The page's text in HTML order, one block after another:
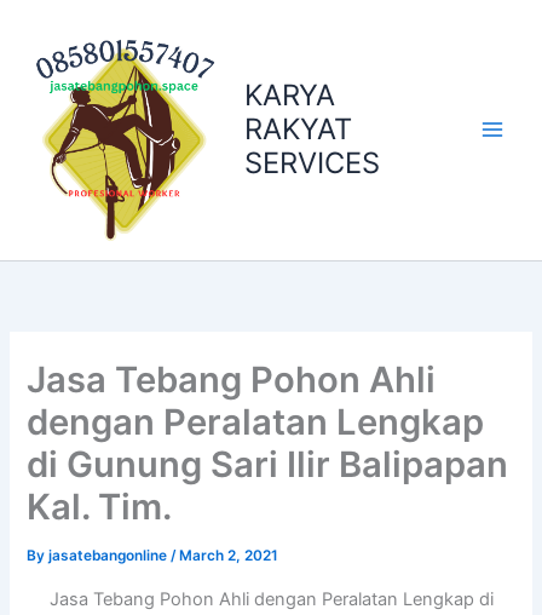
content
KARYA
RAKYAT
SERVICES
Jasa Tebang Pohon Ahli
dengan Peralatan Lengkap
di Gunung Sari Ilir Balipapan
Kal. Tim.
Byjasatebangonline/ March 2, 2021
Jasa Tebang Pohon Ahli dengan Peralatan Lengkap di